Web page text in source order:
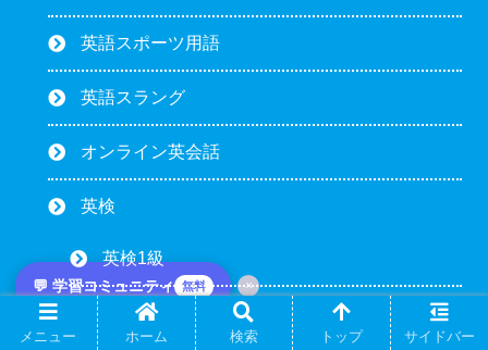
💬 学習コミュニティ 無料 ×
英語スポーツ用語
英語スラング
オンライン英会話
英検
英検1級
英検準1級
メニュー ホーム 検索 トップ サイドバー